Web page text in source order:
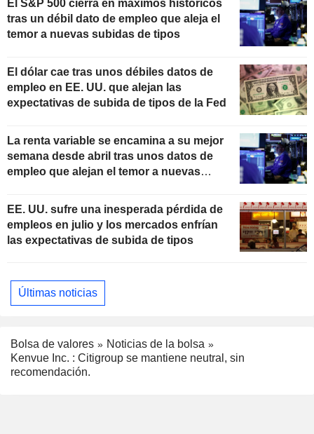
El S&P 500 cierra en máximos históricos
tras un débil dato de empleo que aleja el
temor a nuevas subidas de tipos
El dólar cae tras unos débiles datos de
empleo en EE. UU. que alejan las
expectativas de subida de tipos de la Fed
La renta variable se encamina a su mejor
semana desde abril tras unos datos de
empleo que alejan el temor a nuevas
EE. UU. sufre una inesperada pérdida de
empleos en julio y los mercados enfrían
las expectativas de subida de tipos
Últimas noticias
Bolsa de valores
Noticias de la bolsa
Kenvue Inc. : Citigroup se mantiene neutral, sin
recomendación.